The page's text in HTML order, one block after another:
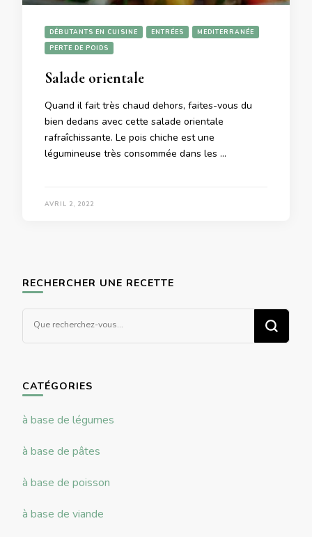
DÉBUTANTS EN CUISINE ENTRÉES
MEDITERRANÉE
PERTE DE POIDS
Salade orientale
Quand il fait très chaud dehors, faites-vous du
bien dedans avec cette salade orientale
rafraîchissante. Le pois chiche est une
légumineuse très consommée dans les …
AVRIL 2, 2022
RECHERCHER UNE RECETTE
CATÉGORIES
à base de légumes
à base de pâtes
à base de poisson
à base de viande